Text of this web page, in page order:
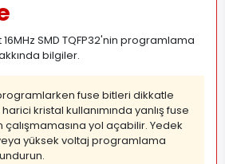
SMD TQFP32'nin programlama
bilgiler.
fuse bitleri dikkatle
kristal kullanımında yanlış fuse
yol açabilir. Yedek
yüksek voltaj programlama